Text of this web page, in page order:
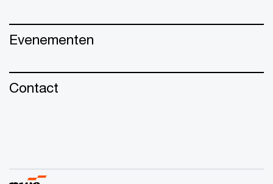
Evenementen
Contact